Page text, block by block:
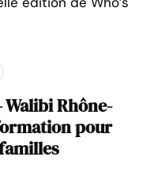
Walibi Rhône-
pour